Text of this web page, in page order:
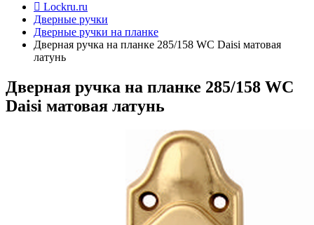
Lockru.ru
Дверные ручки
Дверные ручки на планке
Дверная ручка на планке 285/158 WC Daisi матовая
латунь
Дверная ручка на планке 285/158 WC
Daisi матовая латунь